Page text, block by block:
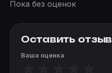
Пока без оценок
Оставить отзыв
Ваша оценка